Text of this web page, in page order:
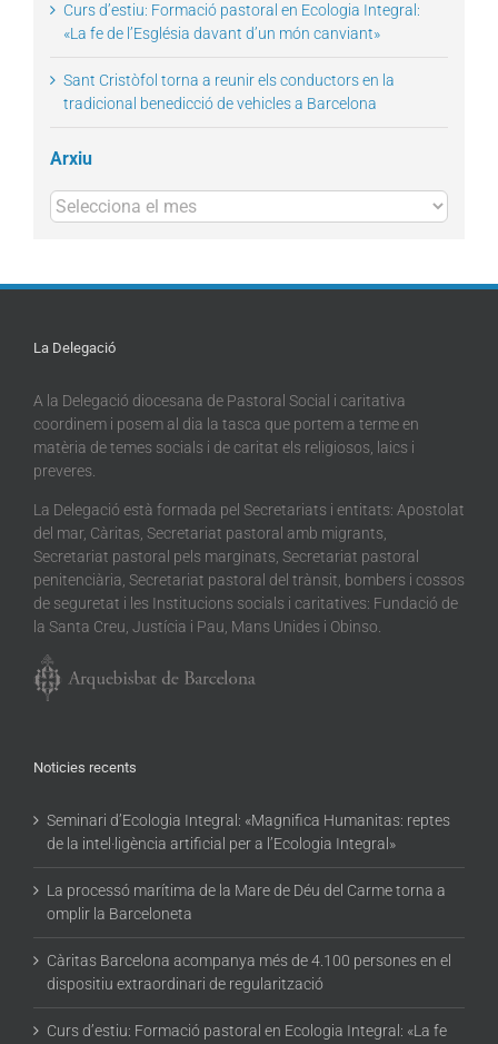
Curs d’estiu: Formació pastoral en Ecologia Integral:
«La fe de l’Església davant d’un món canviant»
Sant Cristòfol torna a reunir els conductors en la
tradicional benedicció de vehicles a Barcelona
Arxiu
Arxius
La Delegació
A la Delegació diocesana de Pastoral Social i caritativa
coordinem i posem al dia la tasca que portem a terme en
matèria de temes socials i de caritat els religiosos, laics i
preveres.
La Delegació està formada pel Secretariats i entitats: Apostolat
del mar, Càritas, Secretariat pastoral amb migrants,
Secretariat pastoral pels marginats, Secretariat pastoral
penitenciària, Secretariat pastoral del trànsit, bombers i cossos
de seguretat i les Institucions socials i caritatives: Fundació de
la Santa Creu, Justícia i Pau, Mans Unides i Obinso.
Noticies recents
Seminari d’Ecologia Integral: «Magnifica Humanitas: reptes
de la intel·ligència artificial per a l’Ecologia Integral»
La processó marítima de la Mare de Déu del Carme torna a
omplir la Barceloneta
Càritas Barcelona acompanya més de 4.100 persones en el
dispositiu extraordinari de regularització
Curs d’estiu: Formació pastoral en Ecologia Integral: «La fe